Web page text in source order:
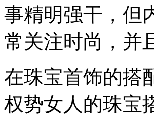
敏
感
细
腻，
聪
乖
巧，
着
独
事精明强干 ，
常关注时尚，并
在珠宝首饰的搭
权势女人的珠宝